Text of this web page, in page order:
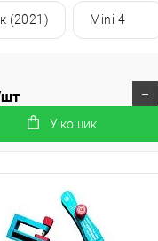
(2021) Mini 4
У кошик